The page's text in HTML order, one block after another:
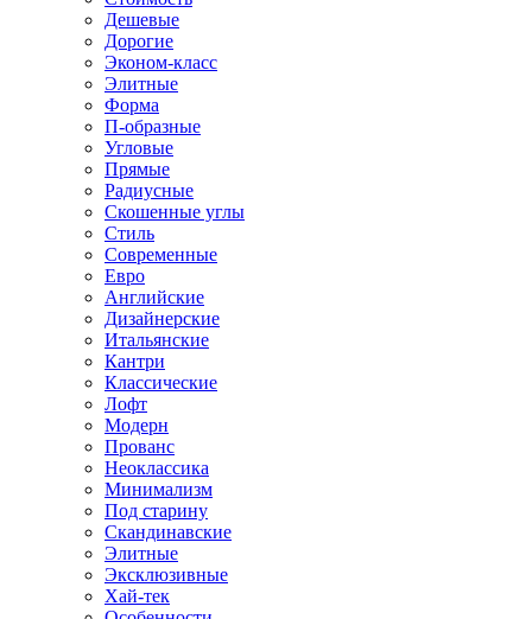
Дешевые
Дорогие
Эконом-класс
Элитные
Форма
П-образные
Угловые
Прямые
Радиусные
Скошенные углы
Стиль
Современные
Евро
Английские
Дизайнерские
Итальянские
Кантри
Классические
Лофт
Модерн
Прованс
Неоклассика
Минимализм
Под старину
Скандинавские
Элитные
Эксклюзивные
Хай-тек